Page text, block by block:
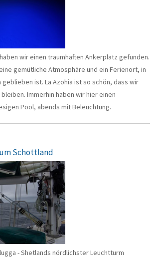
wir einen traumhaften Ankerplatz gefunden.
gemütliche Atmosphäre und ein Ferienort, in
ist. La Azohia ist so schön, dass wir
Immerhin haben wir hier einen
Pool, abends mit Beleuchtung.
Schottland
- Shetlands nördlichster Leuchtturm